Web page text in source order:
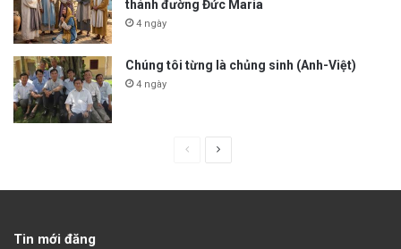
thánh đường Đức Maria
4 ngày
Chúng tôi từng là chủng sinh (Anh-Việt)
4 ngày
Tin mới đăng